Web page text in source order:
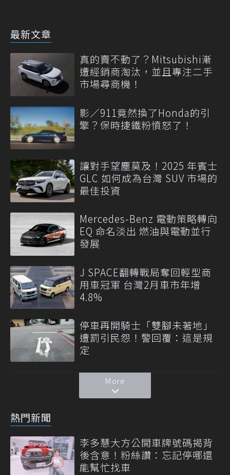
最新文章
真的賣不動了？Mitsubishi漸
遭經銷商淘汰，並且專注二手
市場尋商機！
影／911竟然換了Honda的引
擎？保時捷鐵粉憤怒了！
讓對手望塵莫及！2025 年賓士
GLC 如何成為台灣 SUV 市場的
最佳投資
Mercedes-Benz 電動策略轉向
EQ 命名淡出 燃油與電動並行
發展
J SPACE翻轉戰局奪回輕型商
用車冠軍 台灣2月車市年增
4.8%
停車再開騎士「雙腳未著地」
遭罰引民怨！警回覆：這是規
定
More
熱門新聞
李多慧大方公開車牌號碼揭背
後含意！粉絲讚：忘記停哪還
能幫忙找車